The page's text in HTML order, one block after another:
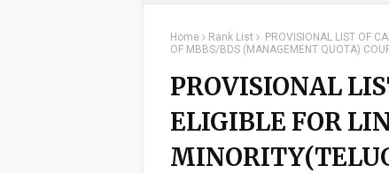
Home Rank List
PROVISIONAL LIST OF
OF MBBS/BDS (MANAGEMENT QUOTA)
PROVISIONAL
ELIGIBLE FOR